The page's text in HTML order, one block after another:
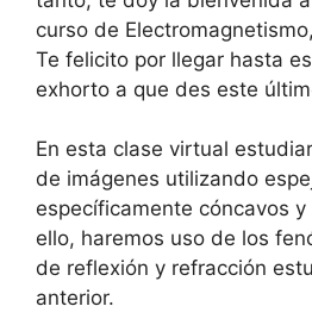
curso de
Te felicito por llegar hasta
exhorto a que des este
En esta clase virtual
de imágenes utilizando
específicamente cóncavos y
ello, haremos uso de los
de reflexión y refracción
anterior.